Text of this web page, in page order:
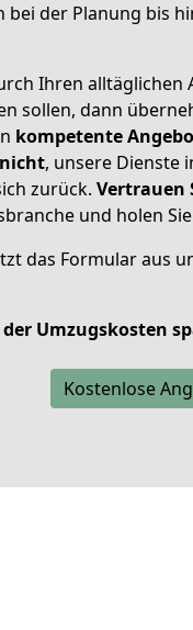
bei der Planung bis
Ihren alltäglichen
sollen, dann
kompetente
, unsere Dienste
zurück. Vertrauen
und holen
das Formular aus
der Umzugskosten
Kostenlose